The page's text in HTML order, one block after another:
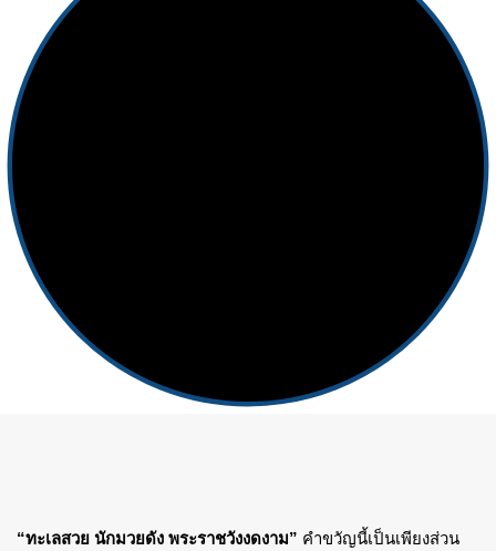
“ทะเลสวย นักมวยดัง พระราชวังงดงาม” คำขวัญนี้เป็นเพียงส่วน